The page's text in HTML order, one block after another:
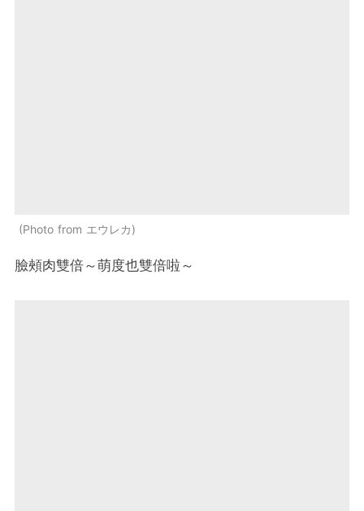
Photo from エウレカ
臉頰肉雙倍～萌度也雙倍啦～